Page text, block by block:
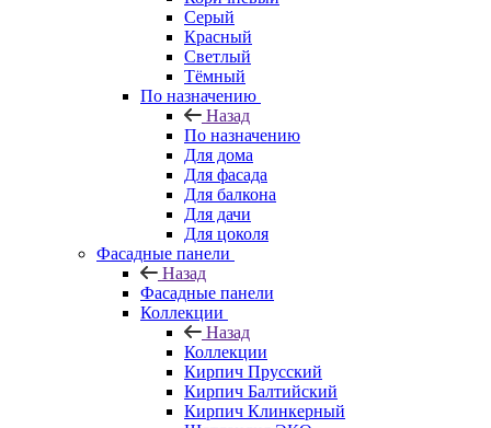
Серый
Красный
Светлый
Тёмный
По назначению
Назад
По назначению
Для дома
Для фасада
Для балкона
Для дачи
Для цоколя
Фасадные панели
Назад
Фасадные панели
Коллекции
Назад
Коллекции
Кирпич Прусский
Кирпич Балтийский
Кирпич Клинкерный